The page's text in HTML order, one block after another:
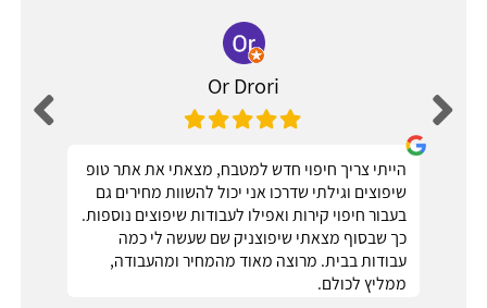
Or Drori
הייתי צריך חיפוי חדש למטבח, מצאתי את אתר טופ
שיפוצים וגילתי שדרכו אני יכול להשוות מחירים גם
בעבור חיפוי קירות ואפילו לעבודות שיפוצים נוספות.
כך שבסוף מצאתי שיפוצניק שם שעשה לי כמה
עבודות בבית. מרוצה מאוד מהמחיר ומהעבודה,
ממליץ לכולם.